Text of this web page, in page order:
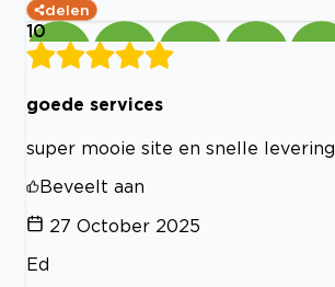
delen
10
goede services
super mooie site en snelle levering
Beveelt aan
27 October 2025
Ed